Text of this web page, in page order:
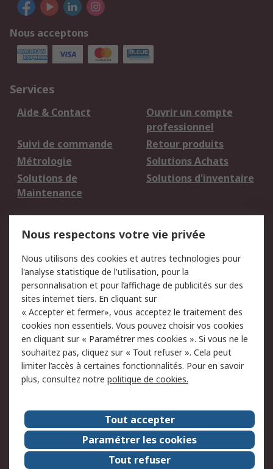
Nous acceptons
Services
Aide & Contact
Ouvrir un compte
professionnel
Suivi de commande
Retour produits
Métrologie
Solutions Achats
Solutions de
Maintenance
Solutions d'inventaire
du site
Politique de protection
des données - Mise à
jour
Sécurité des E-mails
Conditions générales
de vente
Politique anti-
corruption
Campagnes marketing
A propos de RS
A propos de RS France
Evénements
Le groupe RS Group Plc
Presse
RS dans le monde
Démarche RSE
Nous rejoindre
RS Particuliers
Nous respectons votre vie privée
Nous utilisons des cookies et autres technologies pour
l'analyse statistique de l'utilisation, pour la
personnalisation et pour l’affichage de publicités sur des
sites internet tiers. En cliquant sur
« Accepter et fermer», vous acceptez le traitement des
cookies non essentiels. Vous pouvez choisir vos cookies
en cliquant sur « Paramétrer mes cookies ». Si vous ne le
souhaitez pas, cliquez sur « Tout refuser ». Cela peut
limiter l’accès à certaines fonctionnalités. Pour en savoir
plus, consultez notre politique de cookies.
Tout accepter
Paramétrer les cookies
Tout refuser